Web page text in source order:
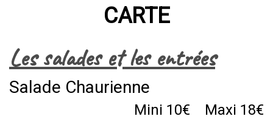
CARTE
Les salades et les entrées
Salade Chaurienne
Mini 10€ Maxi 18€